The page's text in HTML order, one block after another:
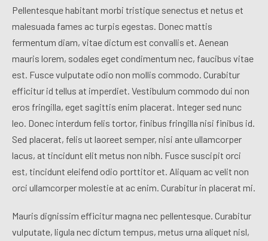
Pellentesque habitant morbi tristique senectus et netus et
malesuada fames ac turpis egestas. Donec mattis
fermentum diam, vitae dictum est convallis et. Aenean
mauris lorem, sodales eget condimentum nec, faucibus vitae
est. Fusce vulputate odio non mollis commodo. Curabitur
efficitur id tellus at imperdiet. Vestibulum commodo dui non
eros fringilla, eget sagittis enim placerat. Integer sed nunc
leo. Donec interdum felis tortor, finibus fringilla nisi finibus id.
Sed placerat, felis ut laoreet semper, nisi ante ullamcorper
lacus, at tincidunt elit metus non nibh. Fusce suscipit orci
est, tincidunt eleifend odio porttitor et. Aliquam ac velit non
orci ullamcorper molestie at ac enim. Curabitur in placerat mi.
Mauris dignissim efficitur magna nec pellentesque. Curabitur
vulputate, ligula nec dictum tempus, metus urna aliquet nisl,